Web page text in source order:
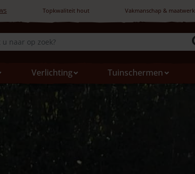
Topkwaliteit hout Vakmanschap & maatwerk
Verlichting
Tuinschermen